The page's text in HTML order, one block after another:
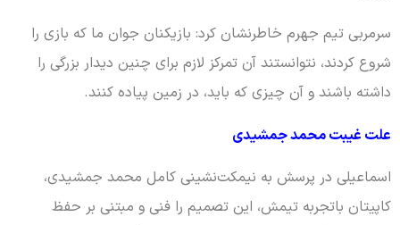
سرمربی تیم جهرم خاطرنشان کرد: بازیکنان جوان ما که بازی را
شروع کردند، نتوانستند آن تمرکز لازم برای چنین دیدار بزرگی را
داشته باشند و آن چیزی که باید، در زمین پیاده کنند.
علت غیبت محمد جمشیدی
اسماعیلی در پرسش به نیمکت‌نشینی کامل محمد جمشیدی،
کاپیتان باتجربه تیمش، این تصمیم را فنی و مبتنی بر حفظ